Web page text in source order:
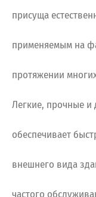
присуща
применяемым на
протяжении
Легкие, прочные и
обеспечивает
внешнего вида
частого